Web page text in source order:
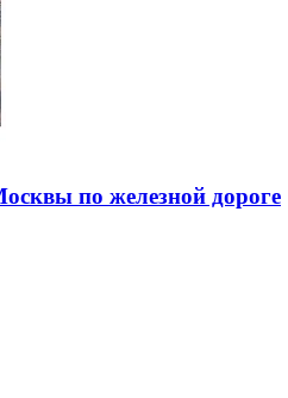
по железной дороге